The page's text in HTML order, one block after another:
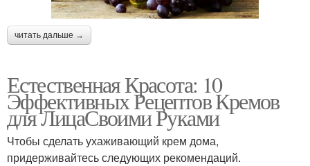
читать дальше →
Естественная Красота: 10
Эффективных Рецептов Кремов
для ЛицаСвоими Руками
Чтобы сделать ухаживающий крем дома,
придерживайтесь следующих рекомендаций.